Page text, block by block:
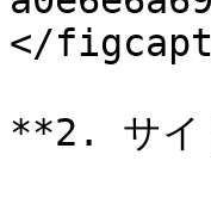
</
**2. サイ